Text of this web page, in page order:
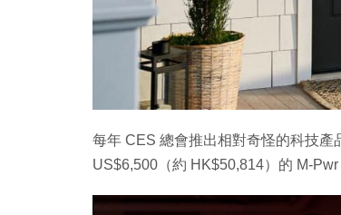
每年 CES 總會推出相對奇怪的科技
US$6,500（約 HK$50,814）的 M-Pwr